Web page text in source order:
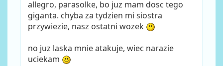
allegro, parasolke, bo juz mam dosc tego
giganta. chyba za tydzien mi siostra
przywiezie, nasz ostatni wozek
no juz laska mnie atakuje, wiec narazie
uciekam